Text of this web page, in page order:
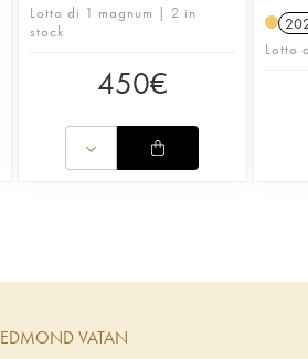
Lotto di 1 magnum | 2 in
stock
450€
Lotto
EDMOND VATAN